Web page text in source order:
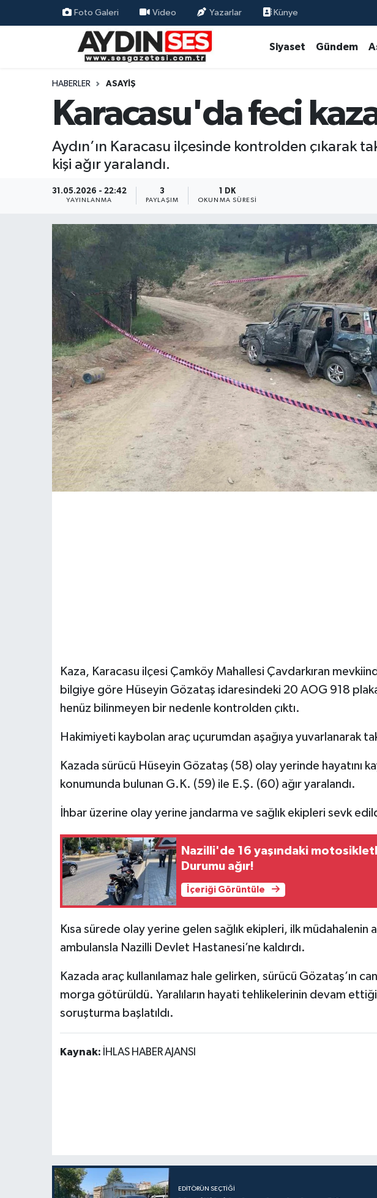
Foto Galeri Video Yazarlar Künye
Siyaset Gündem
HABERLER ASAYIŞ
Karacasu'da feci
Aydın’ın Karacasu ilçesinde kontrolden çıkarak
kişi ağır yaralandı.
31.05.2026 - 22:42
YAYINLANMA
3
PAYLAŞIM
1 DK
OKUNMA SÜRESI
Kaza, Karacasu ilçesi Çamköy Mahallesi Çavdarkıran
bilgiye göre Hüseyin Gözataş idaresindeki 20 AOG 918
henüz bilinmeyen bir nedenle kontrolden çıktı.
Hakimiyeti kaybolan araç uçurumdan aşağıya yuvarlanarak
Kazada sürücü Hüseyin Gözataş (58) olay yerinde hayatını
konumunda bulunan G.K. (59) ile E.Ş. (60) ağır yaralandı.
İhbar üzerine olay yerine jandarma ve sağlık ekipleri sevk
Nazilli'de 16 yaşındaki
Durumu ağır!
İçeriği Görüntüle
Kısa sürede olay yerine gelen sağlık ekipleri, ilk müdahalenin
ambulansla Nazilli Devlet Hastanesi’ne kaldırdı.
Kazada araç kullanılamaz hale gelirken, sürücü Gözataş’ın
morga götürüldü. Yaralıların hayati tehlikelerinin devam
soruşturma başlatıldı.
Kaynak: İHLAS HABER AJANSI
EDITÖRÜN SEÇTIĞI
Siyaset
Ekonomi
Yaşam
Kültür Sanat
Spor
Aydın Nöbetçi Eczaneler
Aydın Hava Durumu
Aydin Namaz Vakitleri
Aydın Trafik Yoğunluk Haritası
Süper Lig Puan Durumu ve Fikstür
Tüm Manşetler
Son Dakika Haberleri
Haber Arşivi